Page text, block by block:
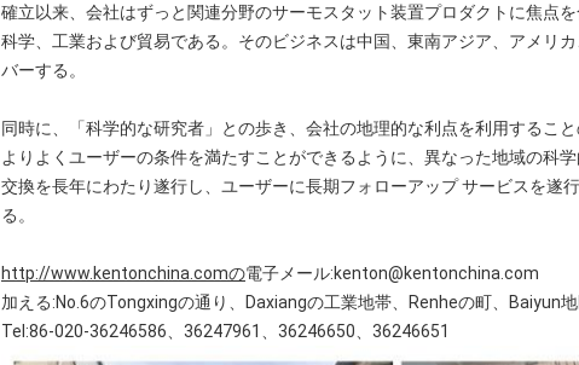
確立以来、会社はずっと関連分野のサーモスタット装置プロダクトに焦点
科学、工業および貿易である。そのビジネスは中国、東南アジア、アメリ
バーする。
同時に、「科学的な研究者」との歩き、会社の地理的な利点を利用するこ
よりよくユーザーの条件を満たすことができるように、異なった地域の科
交換を長年にわたり遂行し、ユーザーに長期フォローアップ サービスを遂
る。
http://www.kentonchina.comの電子メール:kenton@kentonchina.com
加える:No.6のTongxingの通り、Daxiangの工業地帯、Renheの町、Baiyun
Tel:86-020-36246586、36247961、36246650、36246651